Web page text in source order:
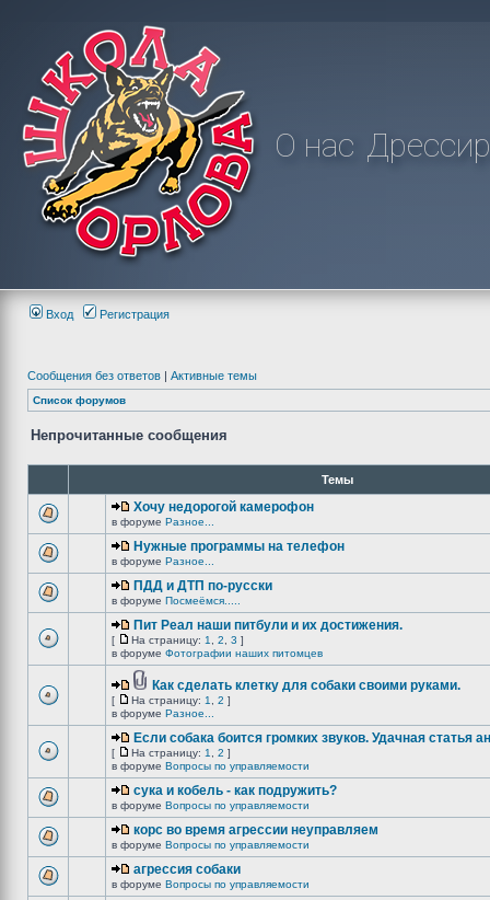
О нас
Вход Регистрация
Сообщения без ответов | Активные темы
Список форумов
Непрочитанные сообщения
Темы
Хочу недорогой камерофон
в форуме Разное...
Нужные программы на телефон
в форуме Разное...
ПДД и ДТП по-русски
в форуме Посмеёмся.....
Пит Реал наши питбули и их достижения.
[ На страницу: 1 2 3 ]
в форуме Фотографии наших питомцев
Как сделать клетку для собаки своими руками.
[ На страницу: 1 2 ]
в форуме Разное...
Если собака боится громких звуков. Удачная статья
[ На страницу: 1 2 ]
в форуме Вопросы по управляемости
сука и кобель - как подружить?
в форуме Вопросы по управляемости
корс во время агрессии неуправляем
в форуме Вопросы по управляемости
агрессия собаки
в форуме Вопросы по управляемости